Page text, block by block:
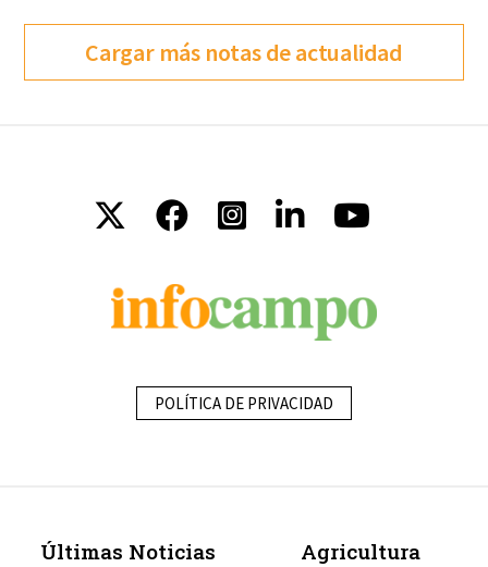
Cargar más notas de actualidad
POLÍTICA DE PRIVACIDAD
Últimas Noticias
Agricultura